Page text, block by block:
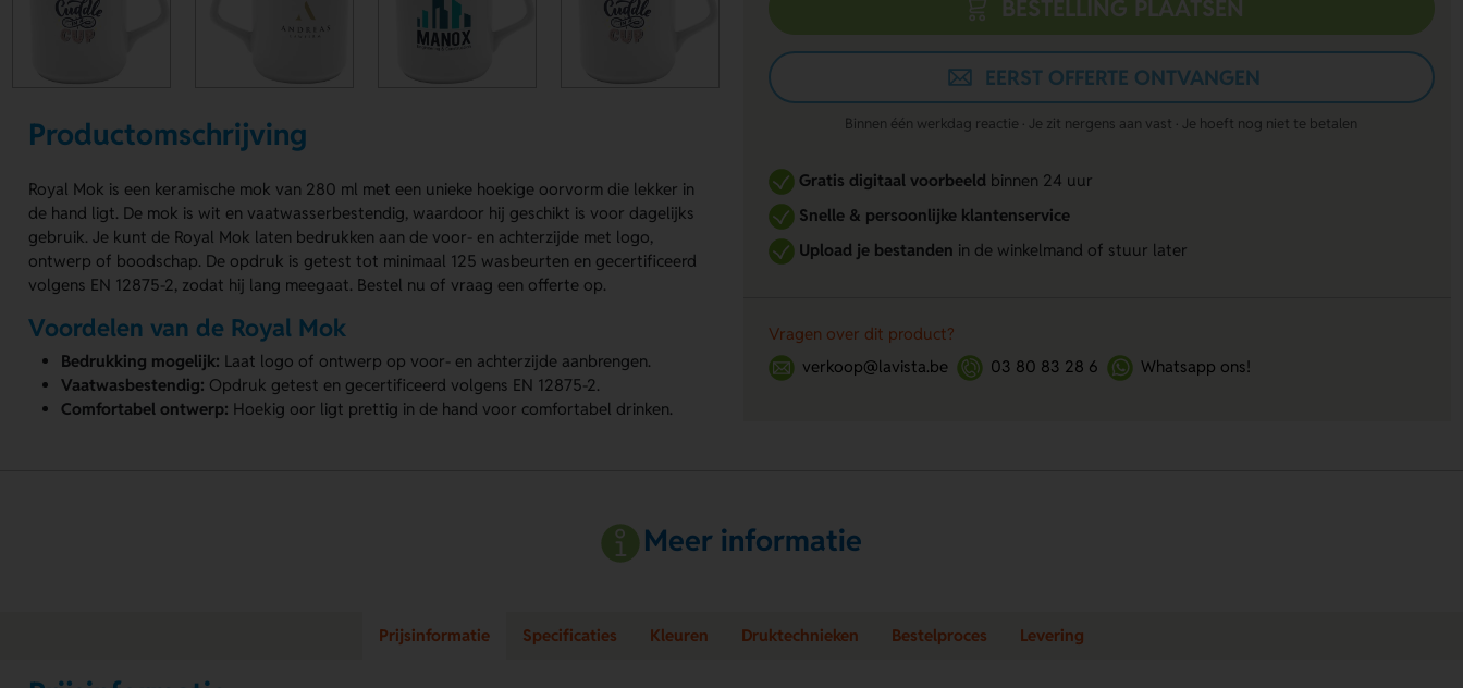
Productomschrijving
Royal Mok is een keramische mok van 280 ml met een unieke hoekige oorvorm die lekker in
de hand ligt. De mok is wit en vaatwasserbestendig, waardoor hij geschikt is voor dagelijks
gebruik. Je kunt de Royal Mok laten bedrukken aan de voor- en achterzijde met logo,
ontwerp of boodschap. De opdruk is getest tot minimaal 125 wasbeurten en gecertificeerd
volgens EN 12875-2, zodat hij lang meegaat. Bestel nu of vraag een offerte op.
Voordelen van de Royal Mok
Bedrukking mogelijk: Laat logo of ontwerp op voor- en achterzijde aanbrengen.
Vaatwasbestendig: Opdruk getest en gecertificeerd volgens EN 12875-2.
Comfortabel ontwerp: Hoekig oor ligt prettig in de hand voor comfortabel drinken.
BESTELLING PLAATSEN
EERST OFFERTE ONTVANGEN
Binnen één werkdag reactie · Je zit nergens aan vast · Je hoeft nog niet te betalen
Gratis digitaal voorbeeld binnen 24 uur
Snelle & persoonlijke klantenservice
Upload je bestanden in de winkelmand of stuur later
Vragen over dit product?
verkoop@lavista.be
03 80 83 28 6 Whatsapp ons!
Meer informatie
Prijsinformatie Specificaties Kleuren Druktechnieken Bestelproces Levering